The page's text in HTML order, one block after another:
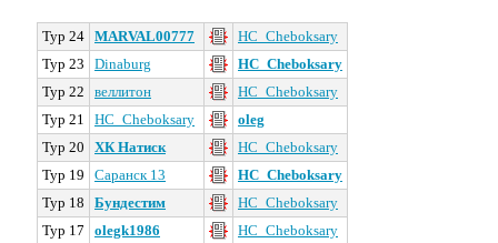
Тур 24 MARVAL00777
HC_Cheboksary
Тур 23
Dinaburg
HC_Cheboksary
Тур 22
веллитон
HC_Cheboksary
Тур 21
HC_Cheboksary
oleg
Тур 20
ХК Натиск
HC_Cheboksary
Тур 19
Саранск 13
HC_Cheboksary
Тур 18
Бундестим
HC_Cheboksary
Тур 17
olegk1986
HC_Cheboksary